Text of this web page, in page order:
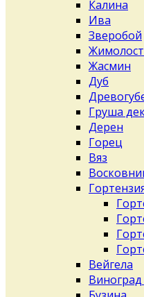
Калина
Ива
Зверобой
Жасмин
Дуб
Груша
Дерен
Горец
Вяз
Вейгела